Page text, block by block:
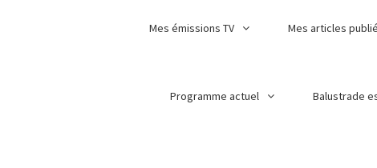
Mes émissions TV Mes articles
Programme actuel Balustrade